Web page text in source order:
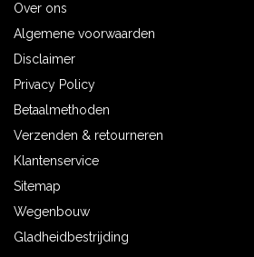
Over ons
Algemene voorwaarden
Disclaimer
Privacy Policy
Betaalmethoden
Verzenden & retourneren
Klantenservice
Sitemap
Wegenbouw
Gladheidbestrijding